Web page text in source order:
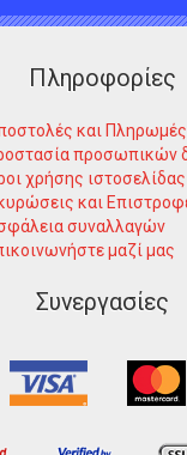
Πληροφορίες
και Πληρωμές
προσωπικών
χρήσης ιστοσελίδας
και
συναλλαγών
μαζί μας
Συνεργασίες